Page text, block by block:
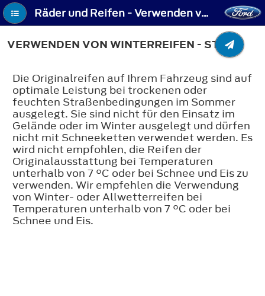
Räder und Reifen - Verwenden von Winterreifen - ST
VERWENDEN VON WINTERREIFEN - ST
Die Originalreifen auf Ihrem Fahrzeug sind auf
optimale Leistung bei trockenen oder
feuchten Straßenbedingungen im Sommer
ausgelegt. Sie sind nicht für den Einsatz im
Gelände oder im Winter ausgelegt und dürfen
nicht mit Schneeketten verwendet werden. Es
wird nicht empfohlen, die Reifen der
Originalausstattung bei Temperaturen
unterhalb von 7 °C oder bei Schnee und Eis zu
verwenden. Wir empfehlen die Verwendung
von Winter- oder Allwetterreifen bei
Temperaturen unterhalb von 7 °C oder bei
Schnee und Eis.